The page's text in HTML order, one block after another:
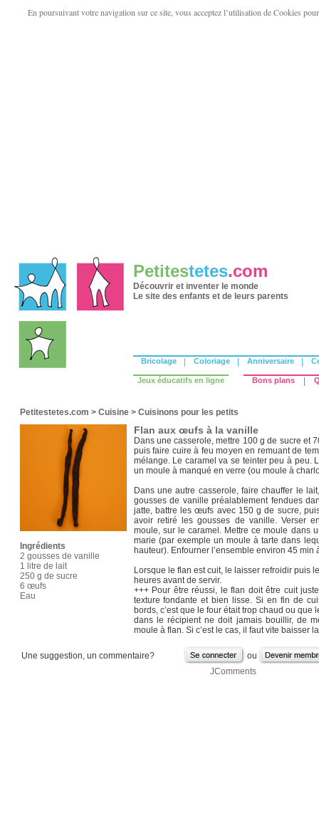
En poursuivant votre navigation sur ce site, vous acceptez l’utilisation de Cookies
Petitestetes.com
Découvrir et inventer le monde
Le site des enfants et de leurs parents
Bricolage Coloriage Anniversaire
Jeux éducatifs en ligne Bons plans
Petitestetes.com > Cuisine > Cuisinons pour les petits
Ingrédients
2 gousses de vanille
1 litre de lait
250 g de sucre
6 œufs
Eau
Flan aux œufs à la vanille
Dans une casserole, mettre 100 g de sucre et
puis faire cuire à feu moyen en remuant de
mélange. Le caramel va se teinter peu à peu.
un moule à manqué en verre (ou moule à
Dans une autre casserole, faire chauffer le
gousses de vanille préalablement fendues
jatte, battre les œufs avec 150 g de sucre,
avoir retiré les gousses de vanille. Verser
moule, sur le caramel. Mettre ce moule dans
marie (par exemple un moule à tarte dans
hauteur). Enfourner l’ensemble environ 45 min
Lorsque le flan est cuit, le laisser refroidir puis
heures avant de servir.
+++ Pour être réussi, le flan doit être cuit
texture fondante et bien lisse. Si en fin de
bords, c’est que le four était trop chaud ou que
dans le récipient ne doit jamais bouillir, de
moule à flan. Si c’est le cas, il faut vite baisser
Une suggestion, un commentaire?
ou
JComments